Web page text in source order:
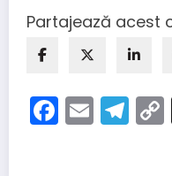
Partajează acest
Email